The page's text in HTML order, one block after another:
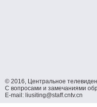
© 2016, Центральное
С вопросами и замечаниями
E-mail: liusiting@staff.cntv.cn